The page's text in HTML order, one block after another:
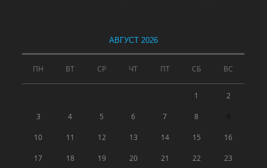
АВГУСТ 2026
ПН ВТ СР ЧТ ПТ СБ ВС
1 2
3 4 5 6 7 8
10 11 12 13 14 15 16
17 18 19 20 21 22 23